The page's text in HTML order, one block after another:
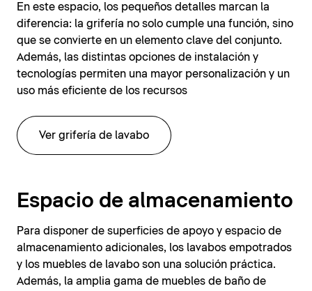
En este espacio, los pequeños detalles marcan la
diferencia: la grifería no solo cumple una función, sino
que se convierte en un elemento clave del conjunto.
Además, las distintas opciones de instalación y
tecnologías permiten una mayor personalización y un
uso más eficiente de los recursos
Ver grifería de lavabo
Espacio de almacenamiento
Para disponer de superficies de apoyo y espacio de
almacenamiento adicionales, los lavabos empotrados
y los muebles de lavabo son una solución práctica.
Además, la amplia gama de muebles de baño de